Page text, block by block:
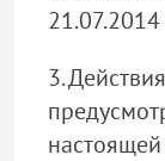
3.